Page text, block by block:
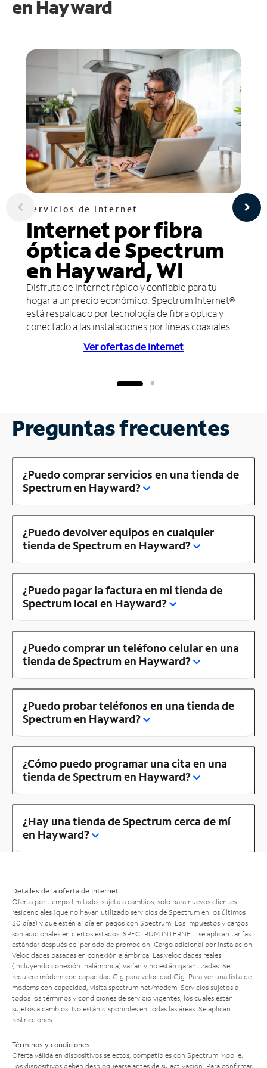
en Hayward
Servicios de Internet
Internet por fibra
óptica de Spectrum
en Hayward, WI
Disfruta de Internet rápido y confiable para tu
hogar a un precio económico. Spectrum Internet®
está respaldado por tecnología de fibra óptica y
conectado a las instalaciones por líneas coaxiales.
Ver ofertas de Internet
Preguntas frecuentes
¿Puedo comprar servicios en una tienda de
Spectrum en Hayward?
¿Puedo devolver equipos en cualquier
tienda de Spectrum en Hayward?
¿Puedo pagar la factura en mi tienda de
Spectrum local en Hayward?
¿Puedo comprar un teléfono celular en una
tienda de Spectrum en Hayward?
¿Puedo probar teléfonos en una tienda de
Spectrum en Hayward?
¿Cómo puedo programar una cita en una
tienda de Spectrum en Hayward?
¿Hay una tienda de Spectrum cerca de mí
en Hayward?
Detalles de la oferta de Internet
Oferta por tiempo limitado; sujeta a cambios; solo para nuevos clientes
residenciales (que no hayan utilizado servicios de Spectrum en los últimos
30 días) y que estén al día en pagos con Spectrum. Los impuestos y cargos
son adicionales en ciertos estados. SPECTRUM INTERNET: se aplican tarifas
estándar después del período de promoción. Cargo adicional por instalación.
Velocidades basadas en conexión alámbrica. Las velocidades reales
(incluyendo conexión inalámbrica) varían y no están garantizadas. Se
requiere módem con capacidad Gig para velocidad Gig. Para ver una lista de
módems con capacidad, visita spectrum.net/modem . Servicios sujetos a
todos los términos y condiciones de servicio vigentes, los cuales están
sujetos a cambios. No están disponibles en todas las áreas. Se aplican
restricciones.
Términos y condiciones
Oferta válida en dispositivos selectos, compatibles con Spectrum Mobile.
Los dispositivos deben desbloquearse antes de su activación. Para confirmar